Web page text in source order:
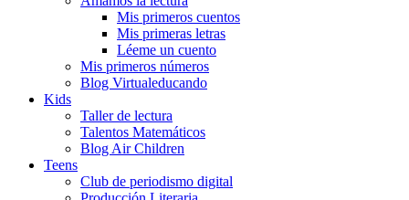
Mis primeros cuentos
Mis primeras letras
Léeme un cuento
Mis primeros números
Blog Virtualeducando
Kids
Taller de lectura
Talentos Matemáticos
Blog Air Children
Teens
Club de periodismo digital